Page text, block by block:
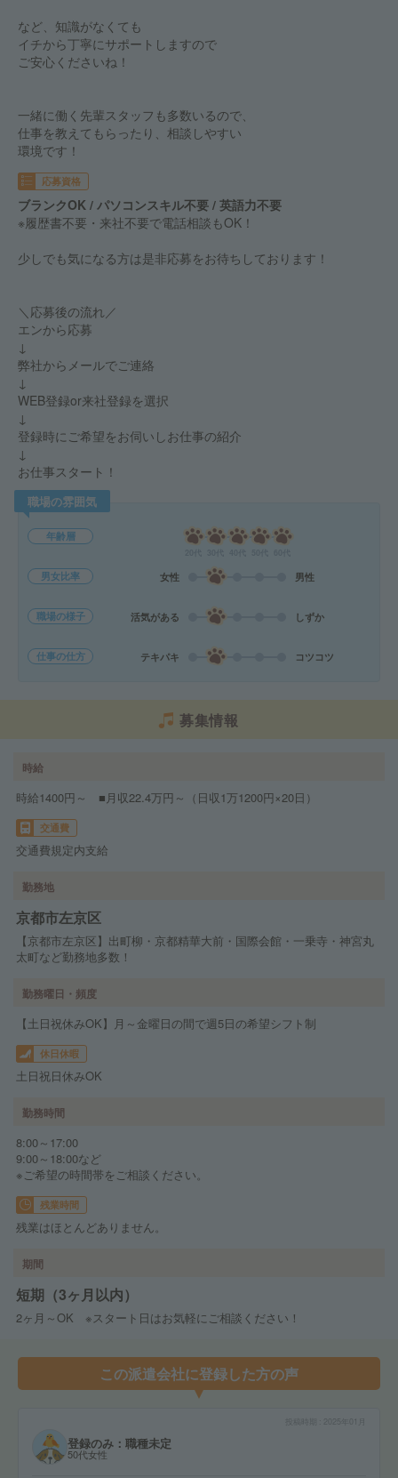
など、知識がなくても
イチから丁寧にサポートしますので
ご安心くださいね！
一緒に働く先輩スタッフも多数いるので、
仕事を教えてもらったり、相談しやすい
環境です！
応募資格
ブランクOK / パソコンスキル不要 / 英語力不要
※履歴書不要・来社不要で電話相談もOK！
少しでも気になる方は是非応募をお待ちしております！
＼応募後の流れ／
エンから応募
↓
弊社からメールでご連絡
↓
WEB登録or来社登録を選択
↓
登録時にご希望をお伺いしお仕事の紹介
↓
お仕事スタート！
職場の雰囲気
年齢層
男女比率 女性 男性
職場の様子 活気がある しずか
仕事の仕方 テキパキ コツコツ
募集情報
時給
時給1400円～ ■月収22.4万円～（日収1万1200円×20日）
交通費
交通費規定内支給
勤務地
京都市左京区
【京都市左京区】出町柳・京都精華大前・国際会館・一乗寺・神宮丸
太町など勤務地多数！
勤務曜日・頻度
【土日祝休みOK】月～金曜日の間で週5日の希望シフト制
休日休暇
土日祝日休みOK
勤務時間
8:00～17:00
9:00～18:00など
※ご希望の時間帯をご相談ください。
残業時間
残業はほとんどありません。
期間
短期（3ヶ月以内）
2ヶ月～OK ※スタート日はお気軽にご相談ください！
この派遣会社に登録した方の声
2025年01月
登録のみ：職種未定
50代女性